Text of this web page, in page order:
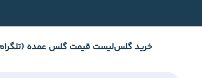
خرید گلسلیست قیمت گلس عمده